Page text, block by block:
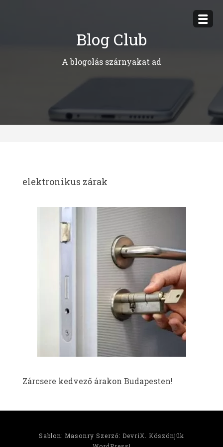
Blog Club
A blogolás szárnyakat ad
elektronikus zárak
Zárcsere kedvező árakon Budapesten!
Sablon: Masonry Szerző: DevriX
Köszönjük